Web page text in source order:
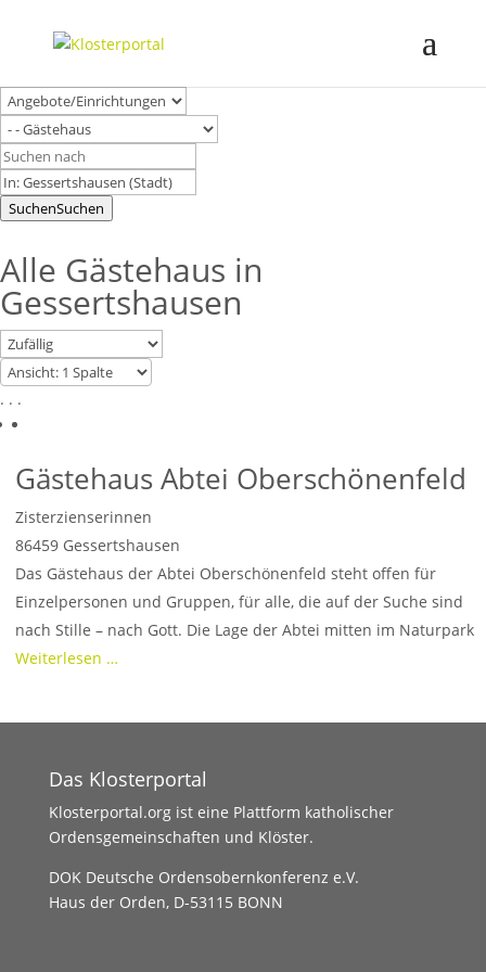
SuchenSuchen
Alle Gästehaus in
Gessertshausen
. . .
Gästehaus Abtei Oberschönenfeld
Zisterzienserinnen
86459 Gessertshausen
Das Gästehaus der Abtei Oberschönenfeld steht offen für
Einzelpersonen und Gruppen, für alle, die auf der Suche sind
nach Stille – nach Gott. Die Lage der Abtei mitten im Naturpark
Weiterlesen …
Das Klosterportal
Klosterportal.org ist eine Plattform katholischer
Ordensgemeinschaften und Klöster.
DOK Deutsche Ordensobernkonferenz e.V.
Haus der Orden, D-53115 BONN